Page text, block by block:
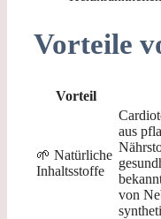
Vorteile
Vorteil
🌱 Natürliche
Inhaltsstoffe
aus
von